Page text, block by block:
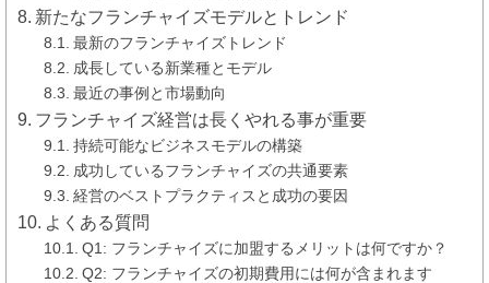
新たなフランチャイズモデルとトレンド
最新のフランチャイズトレンド
成長している新業種とモデル
最近の事例と市場動向
フランチャイズ経営は長くやれる事が重要
持続可能なビジネスモデルの構築
成功しているフランチャイズの共通要素
経営のベストプラクティスと成功の要因
よくある質問
Q1: フランチャイズに加盟するメリットは何ですか？
Q2: フランチャイズの初期費用には何が含まれます